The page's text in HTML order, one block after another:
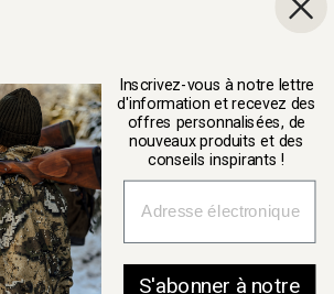
Annuler un achat
SWEDTEAM AB
Monnaie
Suède (SEK kr)
Inscrivez-vous à notre lettre
d'information et recevez des
offres personnalisées, de
nouveaux produits et des
conseils inspirants !
S'abonner à notre